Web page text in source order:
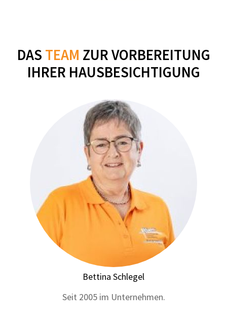
DAS TEAM ZUR VORBEREITUNG
IHRER HAUSBESICHTIGUNG
Bettina Schlegel
Seit 2005 im Unternehmen.